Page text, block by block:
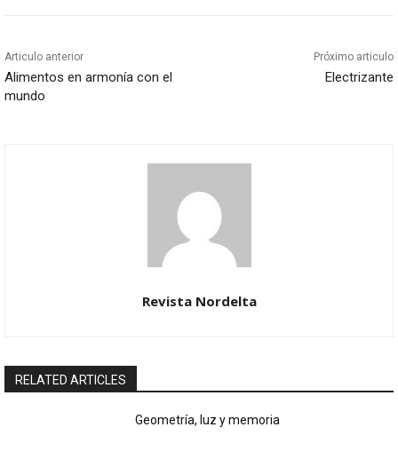
Articulo anterior
Alimentos en armonía con el
mundo
Próximo articulo
Electrizante
Revista Nordelta
RELATED ARTICLES
Geometría, luz y memoria